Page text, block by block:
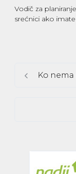
Vodič za
srećnici ako
Ko nema